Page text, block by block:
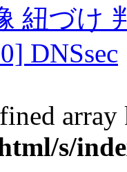
紐づけ
DNSsec
s/